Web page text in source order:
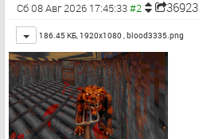
Сб 08 Авг 2026 17:45:33 36923
Toggle
186.45 КБ, 1920x1080 ,blood3335.png